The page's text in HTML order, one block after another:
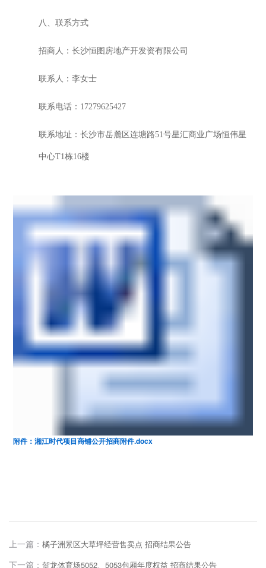
八、 联系方式
招商人：长沙恒图房地产开发资有限公司
联系人：李女士
联系电话： 17279625427
联系地址：长沙市岳麓区连塘路51号星汇商业广场恒伟星
中心T1栋16楼
附件：湘江时代项目商铺公开招商附件.docx
上一篇： 橘子洲景区大草坪经营售卖点 招商结果公告
下一篇： 贺龙体育场5052、5053包厢年度权益 招商结果公告